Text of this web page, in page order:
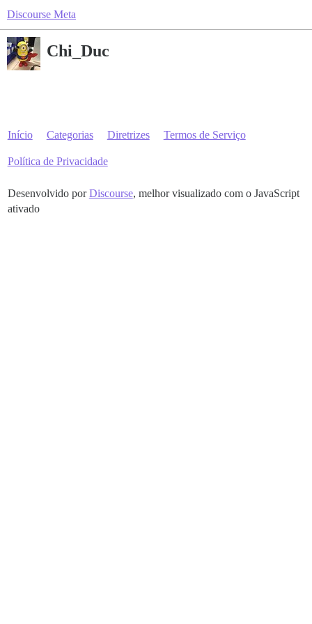
Discourse Meta
Chi_Duc
Início Categorias Diretrizes Termos de Serviço
Política de Privacidade
Desenvolvido porDiscourse, melhor visualizado com o JavaScript
ativado